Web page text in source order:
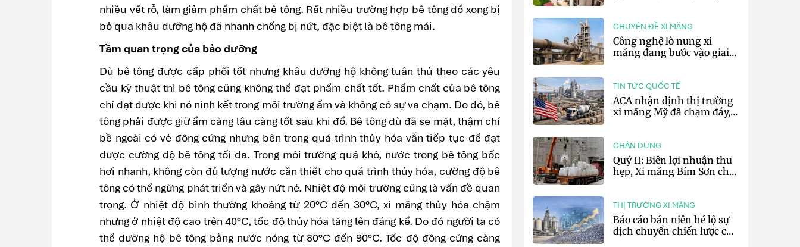
nhiều vết rỗ, làm giảm phẩm chất bê tông. Rất nhiều trường hợp bê tông đổ xong bị
bỏ qua khâu dưỡng hộ đã nhanh chống bị nứt, đặc biệt là bê tông mái.
Tầm quan trọng của bảo dưỡng
Dù bê tông được cấp phối tốt nhưng khâu dưỡng hộ không tuân thủ theo các yêu
cầu kỹ thuật thì bê tông cũng không thể đạt phẩm chất tốt. Phẩm chất của bê tông
chỉ đạt được khi nó ninh kết trong môi trường ẩm và không có sự va chạm. Do đó, bê
tông phải được giữ ẩm càng lâu càng tốt sau khi đổ. Bê tông dù đã se mặt, thậm chí
bề ngoài có vẻ đông cứng nhưng bên trong quá trình thủy hóa vẫn tiếp tục để đạt
được cường độ bê tông tối đa. Trong môi trường quá khô, nước trong bê tông bốc
hơi nhanh, không còn đủ lượng nước cần thiết cho quá trình thủy hóa, cường độ bê
tông có thể ngừng phát triển và gây nứt nẻ. Nhiệt độ môi trường cũng là vấn đề quan
trọng. Ở nhiệt độ bình thường khoảng từ 20°C đến 30°C, xi măng thủy hóa chậm
nhưng ở nhiệt độ cao trên 40°C, tốc độ thủy hóa tăng lên đáng kể. Do đó người ta có
thể dưỡng hộ bê tông bằng nước nóng từ 80°C đến 90°C. Tốc độ đông cứng càng
CHUYÊN ĐỀ XI MĂNG
Công nghệ lò nung xi
măng đang bước vào giai
TIN TỨC QUỐC TẾ
ACA nhận định thị trường
xi măng Mỹ đã chạm đáy,
CHÂN DUNG
Quý II: Biên lợi nhuận thu
hẹp, Xi măng Bỉm Sơn chỉ
THỊ TRƯỜNG XI MĂNG
Báo cáo bán niên hé lộ sự
dịch chuyển chiến lược của